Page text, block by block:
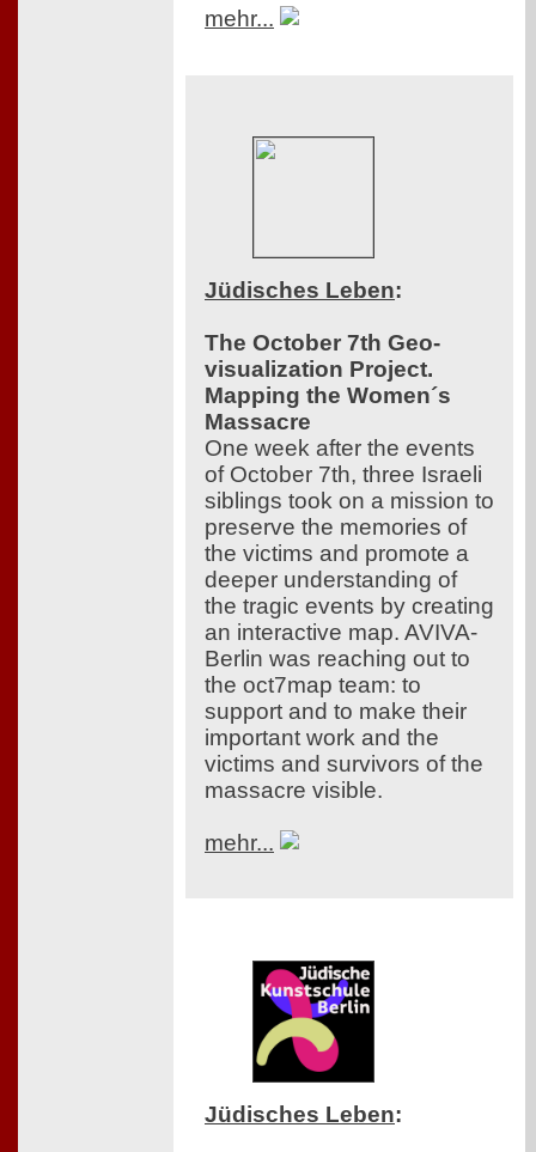
mehr...
Jüdisches Leben:
The October 7th Geo-
visualization Project.
Mapping the Women´s
Massacre
One week after the events
of October 7th, three Israeli
siblings took on a mission to
preserve the memories of
the victims and promote a
deeper understanding of
the tragic events by creating
an interactive map. AVIVA-
Berlin was reaching out to
the oct7map team: to
support and to make their
important work and the
victims and survivors of the
massacre visible.
mehr...
Jüdisches Leben: